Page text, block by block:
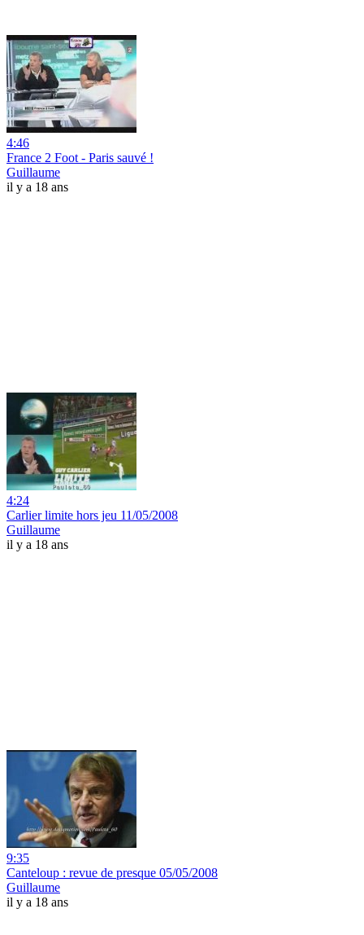
4:46
France 2 Foot - Paris sauvé !
Guillaume
il y a 18 ans
4:24
Carlier limite hors jeu 11/05/2008
Guillaume
il y a 18 ans
9:35
Canteloup : revue de presque 05/05/2008
Guillaume
il y a 18 ans